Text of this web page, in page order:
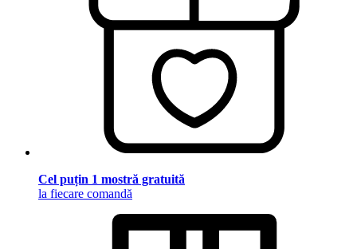
Cel puțin 1 mostră gratuită
la fiecare comandă